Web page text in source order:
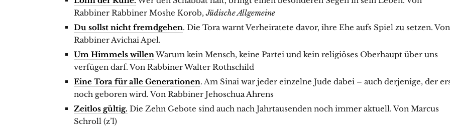
Rabbiner Rabbiner Moshe Korob,Jüdische Allgemeine
Du sollst nicht fremdgehen. Die Tora warnt Verheiratete davor, ihre Ehe aufs Spiel zu setzen. Von
Rabbiner Avichai Apel.
Um Himmels willenWarum kein Mensch, keine Partei und kein religiöses Oberhaupt über uns
verfügen darf. Von Rabbiner Walter Rothschild
Eine Tora für alle Generationen. Am Sinai war jeder einzelne Jude dabei – auch derjenige, der
noch geboren wird. Von Rabbiner Jehoschua Ahrens
Zeitlos gültig. Die Zehn Gebote sind auch nach Jahrtausenden noch immer aktuell. Von Marcus
Schroll (z’l)